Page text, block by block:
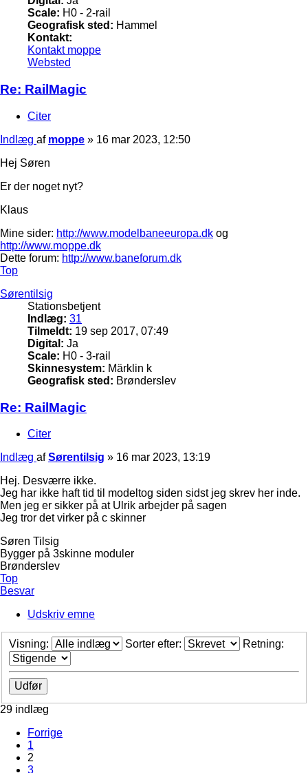
Scale: H0 - 2-rail
Geografisk sted: Hammel
Kontakt:
Kontakt moppe
Websted
Re: RailMagic
Citer
Indlæg af moppe » 16 mar 2023, 12:50
Hej Søren
Er der noget nyt?
Klaus
Mine sider: http://www.modelbaneeuropa.dk og
http://www.moppe.dk
Dette forum: http://www.baneforum.dk
Top
Sørentilsig
Stationsbetjent
Indlæg: 31
Tilmeldt: 19 sep 2017, 07:49
Digital: Ja
Scale: H0 - 3-rail
Skinnesystem: Märklin k
Geografisk sted: Brønderslev
Re: RailMagic
Citer
Indlæg afSørentilsig » 16 mar 2023, 13:19
Hej. Desværre ikke.
Jeg har ikke haft tid til modeltog siden sidst jeg skrev her inde.
Men jeg er sikker på at Ulrik arbejder på sagen
Jeg tror det virker på c skinner
Søren Tilsig
Bygger på 3skinne moduler
Brønderslev
Top
Besvar
Udskriv emne
Visning: Sorter efter: Retning:
29 indlæg
Forrige
1
2
3